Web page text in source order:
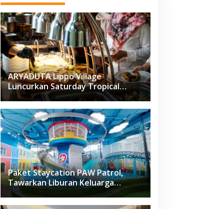
ARYADUTA Lippo Village
Luncurkan Saturday Tropical
Brunch
Paket Staycation PAW Patrol,
Tawarkan Liburan Keluarga
Menyenangkan Hanya di Herloom
Hotel BSD